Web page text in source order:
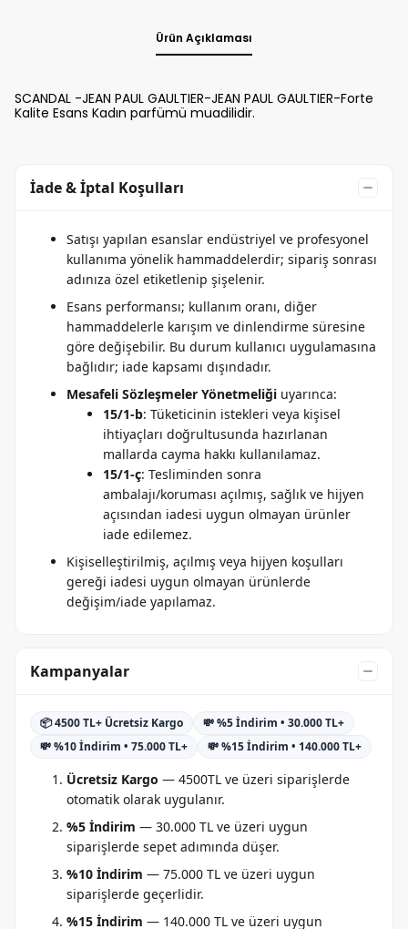
Ürün Açıklaması
SCANDAL -JEAN PAUL GAULTIER-JEAN PAUL GAULTIER-Forte
Kalite Esans Kadın parfümü muadilidir.
İade & İptal Koşulları
Satışı yapılan esanslar endüstriyel ve profesyonel
kullanıma yönelik hammaddelerdir; sipariş sonrası
adınıza özel etiketlenip şişelenir.
Esans performansı; kullanım oranı, diğer
hammaddelerle karışım ve dinlendirme süresine
göre değişebilir. Bu durum kullanıcı uygulamasına
bağlıdır; iade kapsamı dışındadır.
Mesafeli Sözleşmeler Yönetmeliği uyarınca:
15/1-b: Tüketicinin istekleri veya kişisel
ihtiyaçları doğrultusunda hazırlanan
mallarda cayma hakkı kullanılamaz.
15/1-ç: Tesliminden sonra
ambalajı/koruması açılmış, sağlık ve hijyen
açısından iadesi uygun olmayan ürünler
iade edilemez.
Kişiselleştirilmiş, açılmış veya hijyen koşulları
gereği iadesi uygun olmayan ürünlerde
değişim/iade yapılamaz.
Kampanyalar
📦 4500 TL+ Ücretsiz Kargo
💸 %5 İndirim • 30.000 TL+
💸 %10 İndirim • 75.000 TL+
💸 %15 İndirim • 140.000 TL+
Ücretsiz Kargo — 4500TL ve üzeri siparişlerde
otomatik olarak uygulanır.
%5 İndirim — 30.000 TL ve üzeri uygun
siparişlerde sepet adımında düşer.
%10 İndirim — 75.000 TL ve üzeri uygun
siparişlerde geçerlidir.
%15 İndirim — 140.000 TL ve üzeri uygun